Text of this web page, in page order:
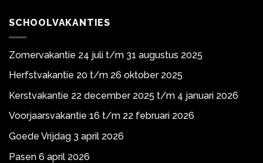
SCHOOLVAKANTIES
Zomervakantie 24 juli t/m 31 augustus 2025
Herfstvakantie 20 t/m 26 oktober 2025
Kerstvakantie 22 december 2025 t/m 4 januari 2026
Voorjaarsvakantie 16 t/m 22 februari 2026
Goede Vrijdag 3 april 2026
Pasen 6 april 2026